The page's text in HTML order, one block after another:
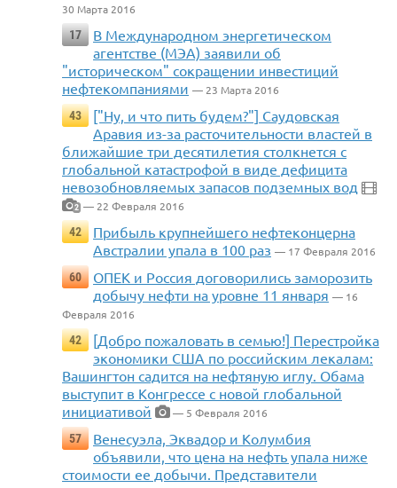
30 Марта 2016
17
В Международном энергетическом
агентстве (МЭА) заявили об
"историческом" сокращении инвестиций
нефтекомпаниями — 23 Марта 2016
43
["Ну, и что пить будем?"] Саудовская
Аравия из-за расточительности властей в
ближайшие три десятилетия столкнется с
глобальной катастрофой в виде дефицита
невозобновляемых запасов подземных вод
2 — 22 Февраля 2016
42
Прибыль крупнейшего нефтеконцерна
Австралии упала в 100 раз — 17 Февраля 2016
60
ОПЕК и Россия договорились заморозить
добычу нефти на уровне 11 января — 16
Февраля 2016
42
[Добро пожаловать в семью!] Перестройка
экономики США по российским лекалам:
Вашингтон садится на нефтяную иглу. Обама
выступит в Конгрессе с новой глобальной
инициативой
— 5 Февраля 2016
57
Венесуэла, Эквадор и Колумбия
объявили, что цена на нефть упала ниже
стоимости ее добычи. Представители